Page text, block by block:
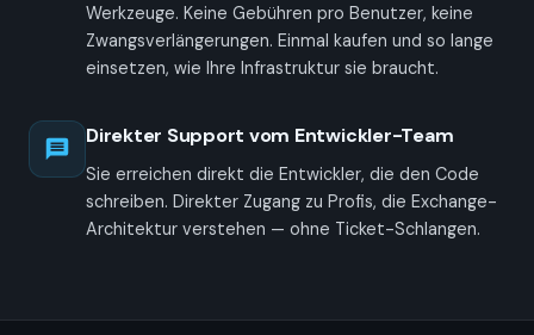
Werkzeuge. Keine Gebühren pro Benutzer, keine
Zwangs­verlängerungen. Einmal kaufen und so lange
einsetzen, wie Ihre Infrastruktur sie braucht.
Direkter Support vom Entwickler-Team
Sie erreichen direkt die Entwickler, die den Code
schreiben. Direkter Zugang zu Profis, die Exchange-
Architektur verstehen — ohne Ticket-Schlangen.